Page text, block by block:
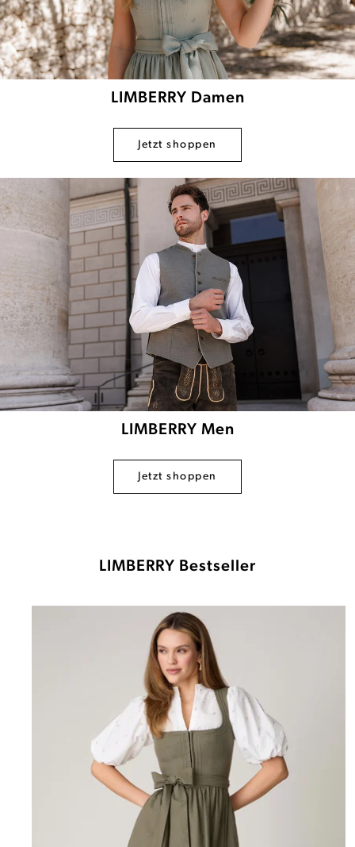
LIMBERRY Damen
Jetzt shoppen
LIMBERRY Men
Jetzt shoppen
LIMBERRY Bestseller